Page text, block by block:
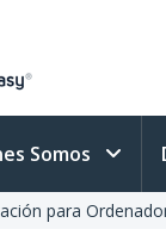
Somos
para